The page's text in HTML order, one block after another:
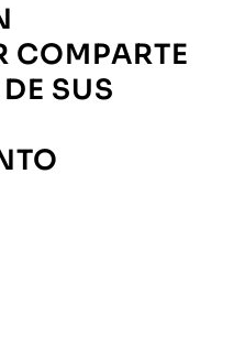
COMPARTE
SUS